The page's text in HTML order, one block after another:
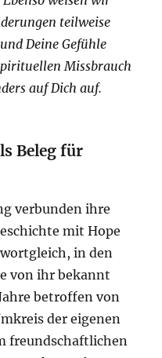
teilweise
Deine Gefühle
Missbrauch
auf Dich auf.
Beleg für
verbunden ihre
mit Hope
in den
von ihr bekannt
betroffen von
der eigenen
freundschaftlichen